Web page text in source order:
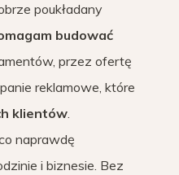
poukładany
budować
przez ofertę
reklamowe, które
klientów.
naprawdę
i biznesie. Bez